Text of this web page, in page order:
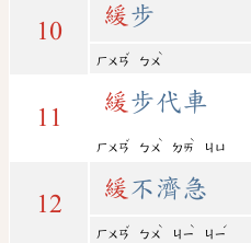
10
緩 步
ㄏㄨㄢ
ˇ
ㄅㄨ
ˋ
11
緩 步代車
ㄏㄨㄢ
ˇ
ㄅㄨ
ˋ
ㄉㄞ
ˋ
ㄐㄩ
12
緩 不濟急
ㄏㄨㄢ
ˇ
ㄅㄨ
ˋ
ㄐㄧ
ˋ
ㄐㄧ
ˊ